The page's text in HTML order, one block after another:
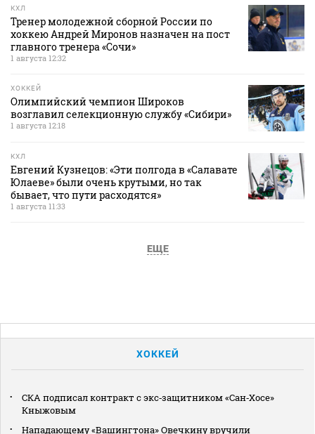
КХЛ
Тренер молодежной сборной России по
хоккею Андрей Миронов назначен на пост
главного тренера «Сочи»
1 августа 12:32
ХОККЕЙ
Олимпийский чемпион Широков
возглавил селекционную службу «Сибири»
1 августа 12:18
КХЛ
Евгений Кузнецов: «Эти полгода в «Салавате
Юлаеве» были очень крутыми, но так
бывает, что пути расходятся»
1 августа 11:33
ЕЩЕ
ХОККЕЙ
СКА подписал контракт с экс‑защитником «Сан‑Хосе»
Кныжовым
Нападающему «Вашингтона» Овечкину вручили